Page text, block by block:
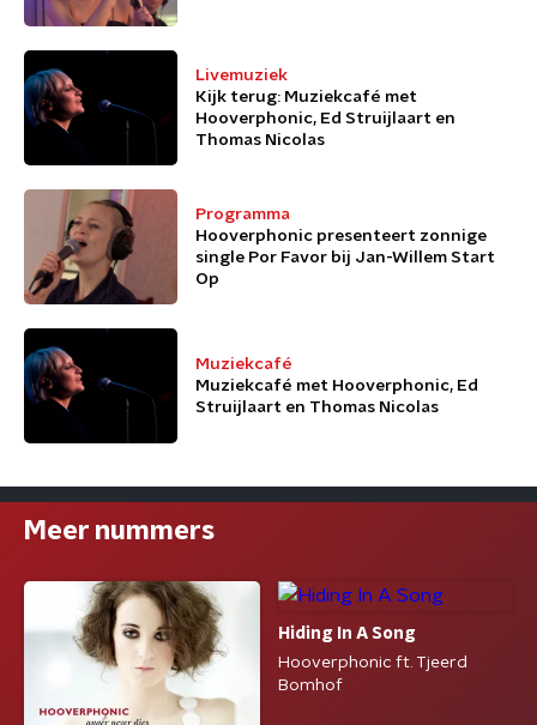
Livemuziek
Kijk terug: Muziekcafé met
Hooverphonic, Ed Struijlaart en
Thomas Nicolas
Programma
Hooverphonic presenteert zonnige
single Por Favor bij Jan-Willem Start
Op
Muziekcafé
Muziekcafé met Hooverphonic, Ed
Struijlaart en Thomas Nicolas
Meer nummers
Hiding In A Song
Hooverphonic ft. Tjeerd
Bomhof